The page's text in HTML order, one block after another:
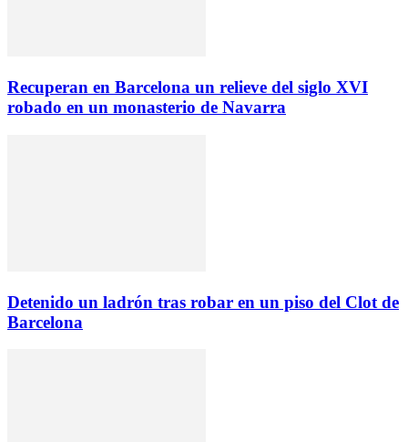
Recuperan en Barcelona un relieve del siglo XVI
robado en un monasterio de Navarra
Detenido un ladrón tras robar en un piso del Clot de
Barcelona